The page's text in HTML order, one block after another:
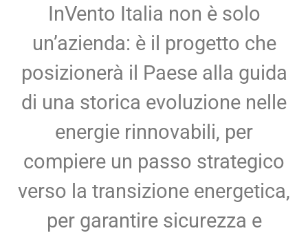
InVento Italia non è solo
un’azienda: è il progetto che
posizionerà il Paese alla guida
di una storica evoluzione nelle
energie rinnovabili, per
compiere un passo strategico
verso la transizione energetica,
per garantire sicurezza e